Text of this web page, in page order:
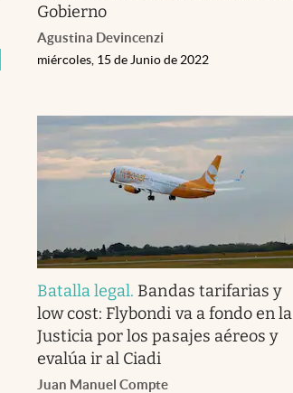
Gobierno
Agustina Devincenzi
miércoles, 15 de Junio de 2022
Batalla legal. Bandas tarifarias y
low cost: Flybondi va a fondo en la
Justicia por los pasajes aéreos y
evalúa ir al Ciadi
Juan Manuel Compte